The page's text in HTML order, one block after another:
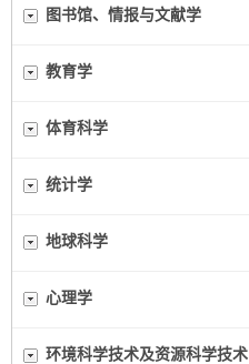
图书馆、情报与文献学
教育学
体育科学
统计学
地球科学
心理学
环境科学技术及资源科学技术